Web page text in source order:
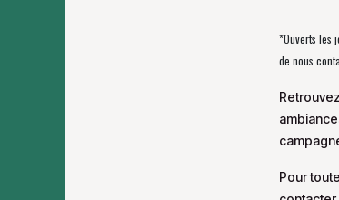
*Ouverts les
de nous
Pour